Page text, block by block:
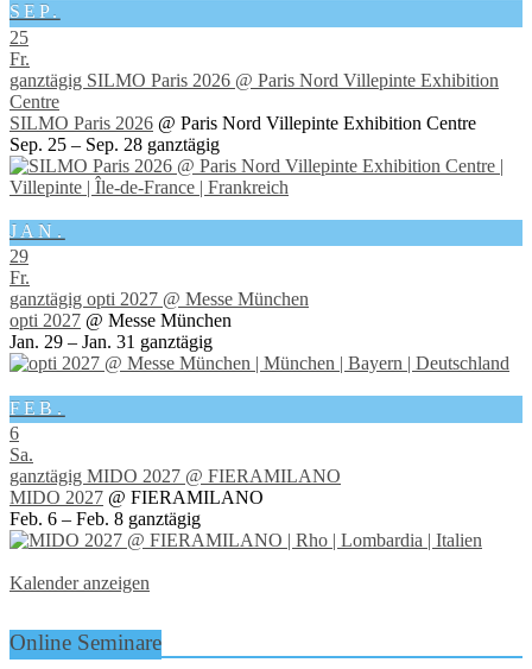
SEP.
25
Fr.
ganztägig SILMO Paris 2026 @ Paris Nord Villepinte Exhibition
Centre
SILMO Paris 2026 @ Paris Nord Villepinte Exhibition Centre
Sep. 25 – Sep. 28 ganztägig
JAN.
29
Fr.
ganztägig opti 2027 @ Messe München
opti 2027 @ Messe München
Jan. 29 – Jan. 31 ganztägig
FEB.
6
Sa.
ganztägig MIDO 2027 @ FIERAMILANO
MIDO 2027 @ FIERAMILANO
Feb. 6 – Feb. 8 ganztägig
Kalender anzeigen
Online Seminare